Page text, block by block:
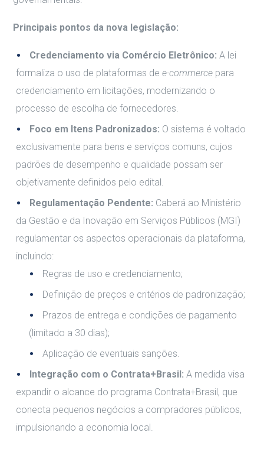
Principais pontos da nova legislação:
Credenciamento via Comércio Eletrônico: A lei
formaliza o uso de plataformas dee-commerce para
credenciamento em licitações, modernizando o
processo de escolha de fornecedores.
Foco em Itens Padronizados: O sistema é voltado
exclusivamente para bens e serviços comuns, cujos
padrões de desempenho e qualidade possam ser
objetivamente definidos pelo edital.
Regulamentação Pendente: Caberá ao Ministério
da Gestão e da Inovação em Serviços Públicos (MGI)
regulamentar os aspectos operacionais da plataforma,
incluindo:
Regras de uso e credenciamento;
Definição de preços e critérios de padronização;
Prazos de entrega e condições de pagamento
(limitado a 30 dias);
Aplicação de eventuais sanções.
Integração com o Contrata+Brasil: A medida visa
expandir o alcance do programa Contrata+Brasil, que
conecta pequenos negócios a compradores públicos,
impulsionando a economia local.